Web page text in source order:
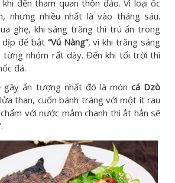
khi đến tham quan thôn đảo. Vì loại ốc
nhưng nhiều nhất là vào tháng sáu.
ghẹ, khi sáng trăng thì trú ẩn trong
dịp để bắt “Vú Nàng”, vì khi trăng sáng
từng nhóm rất dày. Đến khi tối trời thì
đá.
gây ấn tượng nhất đó là món cá Dzò
than, cuốn bánh tráng với một ít rau
với nước mắm chanh thì ắt hẳn sẽ